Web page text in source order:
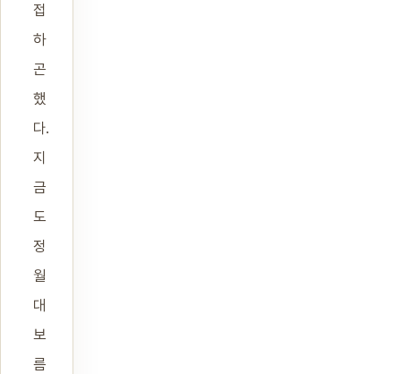
접
하
곤
했
다.
지
금
도
정
월
대
보
름